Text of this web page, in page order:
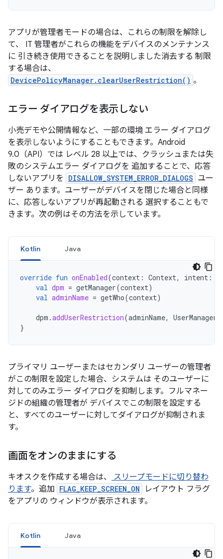
アプリが管理者モードの場合は、これらの制限を解除し
て、 IT 管理者がこれらの機能をデバイスのメンテナンス
に 引き続き使用できることを説明しました消去する 制限
する場合は、
DevicePolicyManager.clearUserRestriction() 。
エラー ダイアログを表示しない
小売デモや公開情報など、一部の環境 エラー ダイアログ
を表示しないようにすることもできます。Android
9.0（API）では レベル 28 以上では、クラッシュまたは失
敗のシステムエラー ダイアログを 追加することで、応答
しないアプリを
DISALLOW_SYSTEM_ERROR_DIALOGS ユー
ザー あります。ユーザーがデバイスを閉じた場合と同様
に、応答しないアプリが再起動される 選択することもで
きます。次の例はその方法を示しています。
Kotlin Java
override fun onEnabled(context : Context, intent :
val dpm = getManager(context)
val adminName = getWho(context)
dpm .addUserRestriction(adminName, UserManager
}
プライマリ ユーザーまたはセカンダリ ユーザーの管理者
がこの制限を設定した場合、システムは そのユーザーに
対してのみエラー ダイアログを抑制します。フルマネー
ジドの組織の管理者が デバイスでこの制限を設定する
と、すべてのユーザーに対してダイアログが抑制されま
す。
画面をオンのままにする
キオスクを作成する場合は、
スリープモードに切り替わ
ります。追加 FLAG_KEEP_SCREEN_ON
レイアウト フラグ
をアプリの ウィンドウが表示されます。
Kotlin Java